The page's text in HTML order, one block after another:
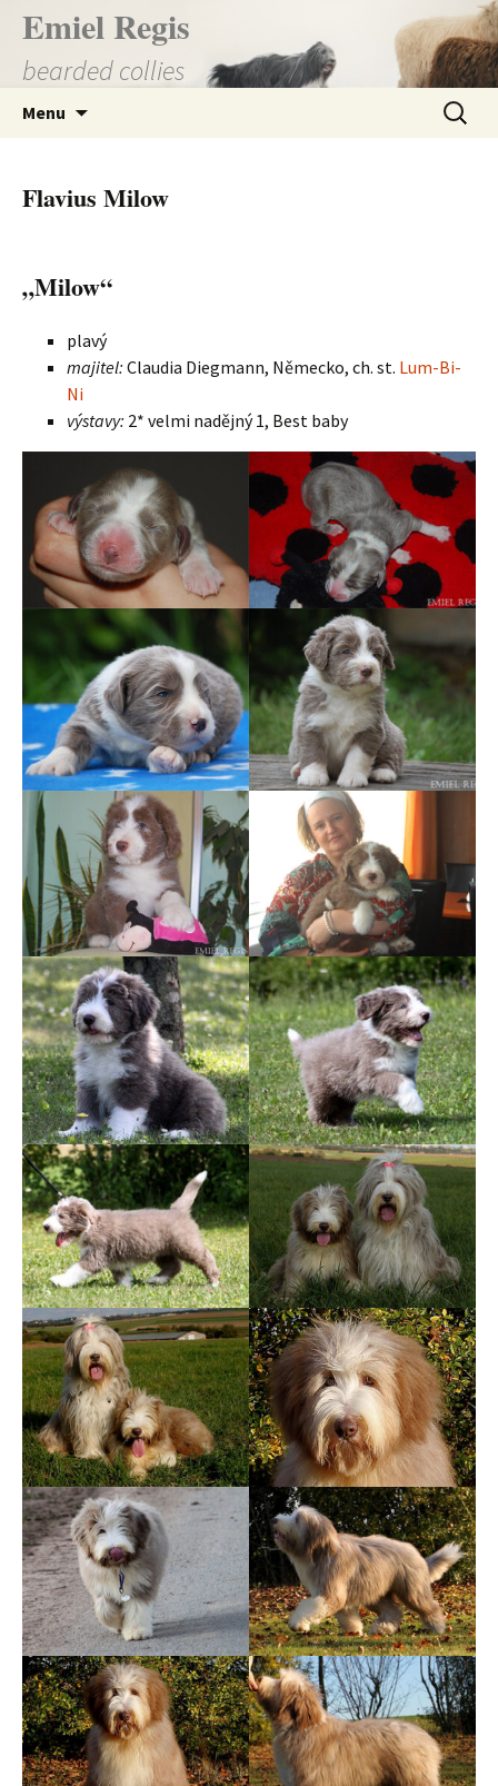
Přejít
obsahu
Emiel Regis
bearded collies
Menu
Flavius Milow
„Milow“
plavý
majitel: Claudia Diegmann, Německo, ch. st. Lum-Bi-
Ni
výstavy: 2* velmi nadějný 1, Best baby